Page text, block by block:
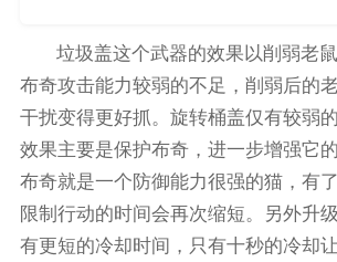
垃圾盖这个武器的效果以削弱老
布奇攻击能力较弱的不足，削弱后的
干扰变得更好抓。旋转桶盖仅有较弱
效果主要是保护布奇，进一步增强它
布奇就是一个防御能力很强的猫，有
限制行动的时间会再次缩短。另外升
有更短的冷却时间，只有十秒的冷却